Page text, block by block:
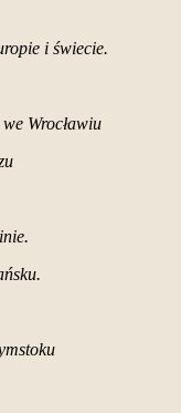
i świecie.
Wrocławiu
.